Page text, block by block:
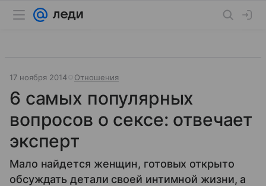
17 ноября 2014 Отношения
6 самых популярных
вопросов о сексе: отвечает
эксперт
Мало найдется женщин, готовых открыто
обсуждать детали своей интимной жизни, а